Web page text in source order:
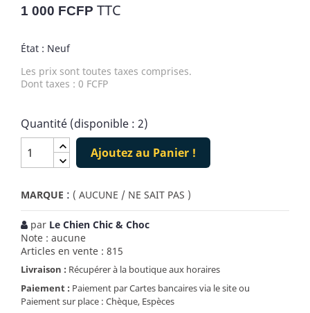
1 000 FCFP TTC
État : Neuf
Les prix sont toutes taxes comprises.
Dont taxes : 0 FCFP
Quantité (disponible : 2)
Ajoutez au Panier !
MARQUE : ( AUCUNE / NE SAIT PAS )
par Le Chien Chic & Choc
Note : aucune
Articles en vente : 815
Livraison : Récupérer à la boutique aux horaires
Paiement : Paiement par Cartes bancaires via le site ou
Paiement sur place : Chèque, Espèces